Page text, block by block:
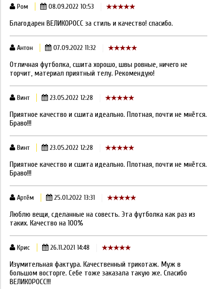
Ром 08.09.2022 10:53
Благодарен ВЕЛИКОРОСС за стиль и качество! спасибо.
Антон 07.09.2022 11:32
Отличная футболка, сшита хорошо, швы ровные, ничего не
торчит, материал приятный телу. Рекомендую!
Винт 23.05.2022 12:28
Приятное качество и сшита идеально. Плотная, почти не мнётся.
Браво!!!
Винт 23.05.2022 12:28
Приятное качество и сшита идеально. Плотная, почти не мнётся.
Браво!!!
Артём 25.01.2022 13:31
Люблю вещи, сделанные на совесть. Эта футболка как раз из
таких. Качество на 100%
Крис 26.11.2021 14:48
Изумительная фактура. Качественный трикотаж. Муж в
большом восторге. Себе тоже заказала такую же. Спасибо
ВЕЛИКОРОСС!!!